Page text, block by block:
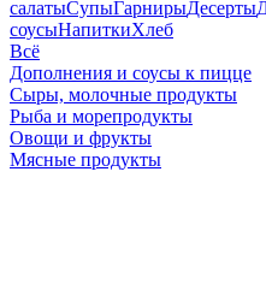
салатыСупыГарнирыДесерты
соусыНапиткиХлеб
Всё
Дополнения и соусы к пицце
Сыры, молочные продукты
Рыба и морепродукты
Овощи и фрукты
Мясные продукты